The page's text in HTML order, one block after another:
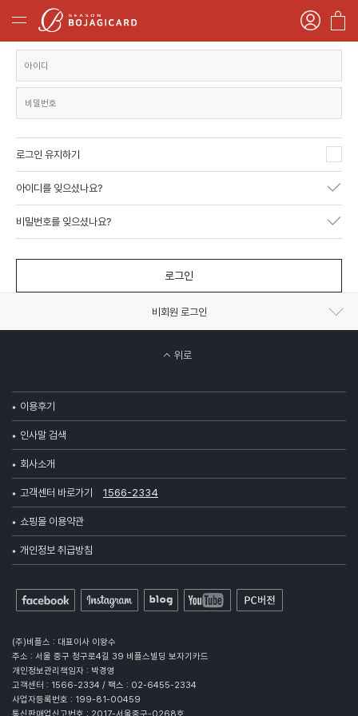
로그인 유지하기
아이디를 잊으셨나요?
비밀번호를 잊으셨나요?
로그인
비회원 로그인
위로
이용후기
인사말 검색
회사소개
고객센터 바로가기 1566-2334
쇼핑몰 이용약관
개인정보 취급방침
(주)비플스 : 대표이사 이왕수
주소 : 서울 중구 청구로4길 39 비플스빌딩 보자기카드
개인정보관리책임자 : 박경영
고객센터 : 1566-2334 / 팩스 : 02-6455-2334
사업자등록번호 : 199-81-00459